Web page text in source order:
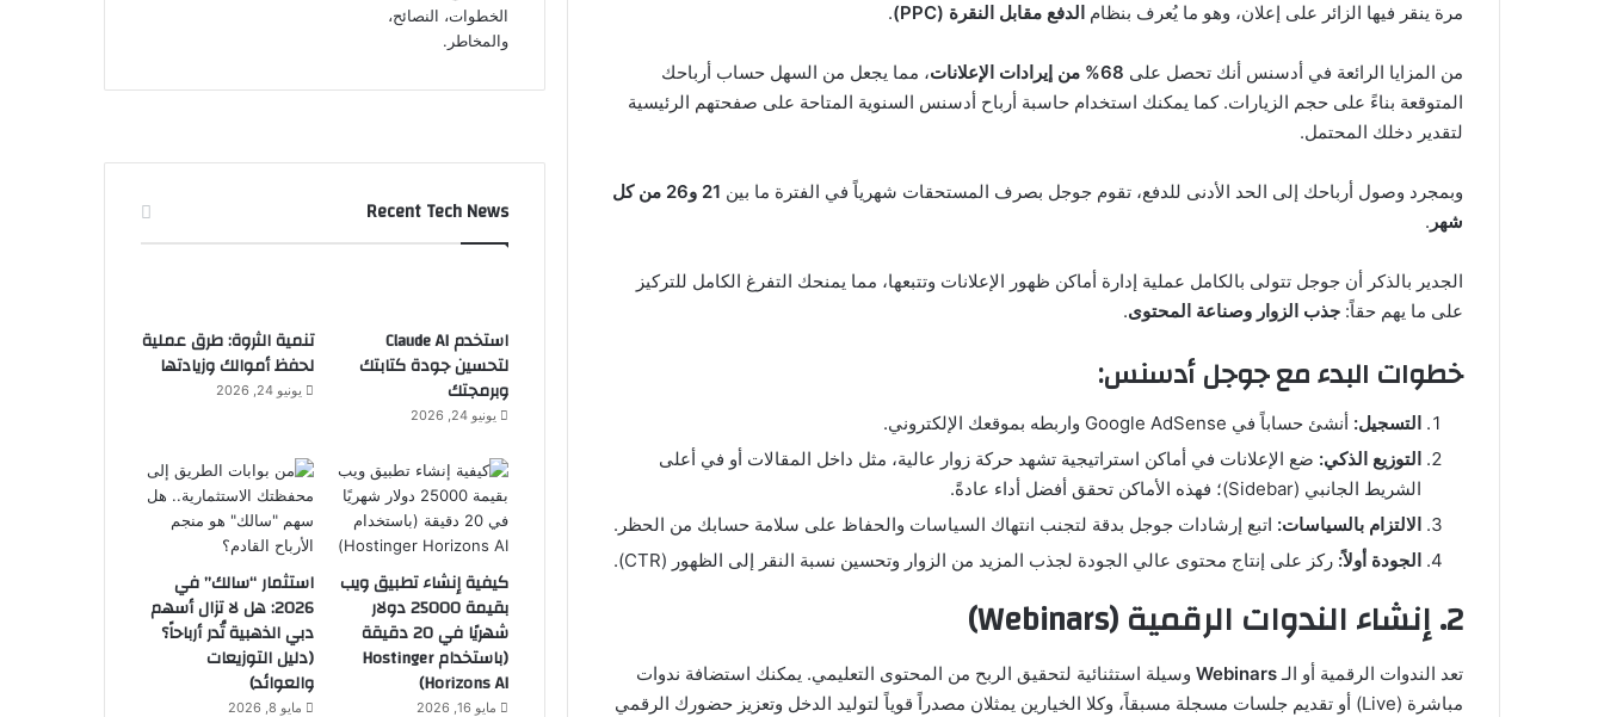
مرة ينقر فيها الزائر على إعلان، وهو ما يُعرف بنظام الدفع مقابل النقرة (PPC) .
من المزايا الرائعة في أدسنس أنك تحصل على 68% من إيرادات الإعلانات
، مما يجعل من السهل حساب أرباحك
المتوقعة بناءً على حجم الزيارات. كما يمكنك استخدام حاسبة أرباح أدسنس السنوية المتاحة على صفحتهم الرئيسية
لتقدير دخلك المحتمل.
وبمجرد وصول أرباحك إلى الحد الأدنى للدفع، تقوم جوجل بصرف المستحقات شهرياً في الفترة ما بين
21 و26 من كل
شهر .
الجدير بالذكر أن جوجل تتولى بالكامل عملية إدارة أماكن ظهور الإعلانات وتتبعها، مما يمنحك التفرغ الكامل للتركيز
على ما يهم حقاً: جذب الزوار وصناعة المحتوى.
خطوات البدء مع جوجل أدسنس:
التسجيل: أنشئ حساباً في Google AdSense واربطه بموقعك الإلكتروني.
التوزيع الذكي: ضع الإعلانات في أماكن استراتيجية تشهد حركة زوار عالية، مثل داخل المقالات أو في أعلى
الشريط الجانبي (Sidebar)؛ فهذه الأماكن تحقق أفضل أداء عادةً.
الالتزام بالسياسات: اتبع إرشادات جوجل بدقة لتجنب انتهاك السياسات والحفاظ على سلامة حسابك من الحظر.
الجودة أولاً: ركز على إنتاج محتوى عالي الجودة لجذب المزيد من الزوار وتحسين نسبة النقر إلى الظهور (CTR).
2. إنشاء الندوات الرقمية (Webinars)
تعد الندوات الرقمية أو الـWebinars وسيلة استثنائية لتحقيق الربح من المحتوى التعليمي. يمكنك استضافة ندوات
مباشرة (Live) أو تقديم جلسات مسجلة مسبقاً، وكلا الخيارين يمثلان مصدراً قوياً لتوليد الدخل وتعزيز حضورك الرقمي
Recent Tech News
استخدم Claude AI
لتحسين جودة كتابتك
وبرمجتك
يونيو 24, 2026
تنمية الثروة: طرق عملية
لحفظ أموالك وزيادتها
يونيو 24, 2026
كيفية إنشاء تطبيق ويب
بقيمة 25000 دولار
شهريًا في 20 دقيقة
(باستخدام Hostinger
Horizons AI)
مايو 16, 2026
استثمار “سالك” في
2026: هل لا تزال أسهم
دبي الذهبية تُدر أرباحاً؟
(دليل التوزيعات
والعوائد)
مايو 8, 2026